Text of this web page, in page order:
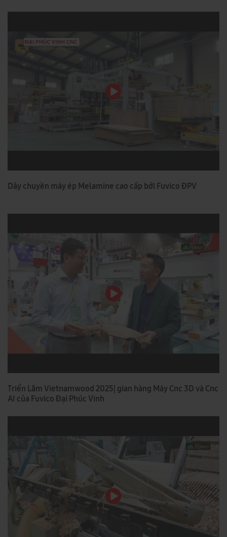
Dây chuyền máy ép Melamine cao cấp bởi Fuvico ĐPV
Triển Lãm Vietnamwood 2025| gian hàng Máy Cnc 3D và Cnc
AI của Fuvico Đại Phúc Vinh